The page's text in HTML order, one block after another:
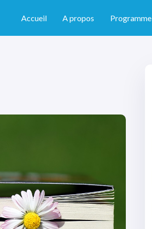
Accueil A propos Programme